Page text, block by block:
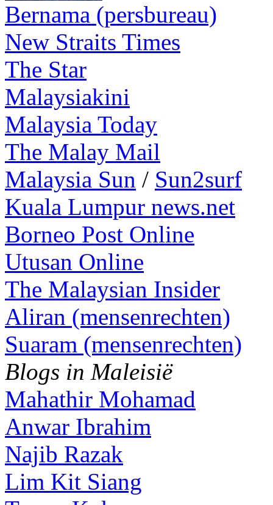
Bernama (persbureau)
New Straits Times
The Star
Malaysiakini
Malaysia Today
The Malay Mail
Malaysia Sun / Sun2surf
Kuala Lumpur news.net
Borneo Post Online
Utusan Online
The Malaysian Insider
Aliran (mensenrechten)
Suaram (mensenrechten)
Blogs in Maleisië
Mahathir Mohamad
Anwar Ibrahim
Najib Razak
Lim Kit Siang